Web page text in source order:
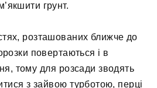
грунт.
розташованих ближче до
повертаються і в
тому для розсади зводять
з зайвою турботою, перці